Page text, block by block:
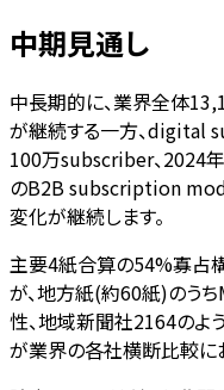
中期見通し
中長期的に、業界全体
が継続する一方、digital
100万subscriber、2024
のB2B subscription
変化が継続します。
主要4紙合算の54%寡占
が、地方紙(約60紙)のう
性、地域新聞社2164のよ
が業界の各社横断比較に